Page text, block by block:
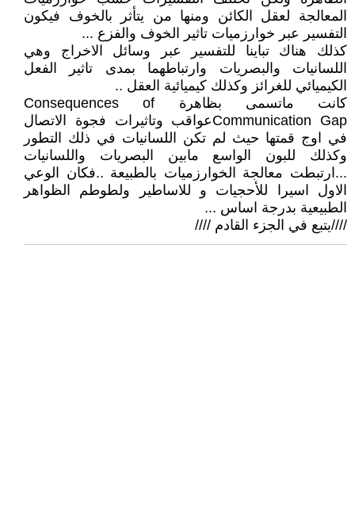
المعالجة لعقل الكائن ومنها من يتأثر بالخوف فيكون
التفسير عبر خوارزميات تاثير الخوف والفزع ...
كذلك هناك تباينا للتفسير عبر وسائل الاخراج وهي
اللسانيات والبصريات وارتباطهما بمدى تاثير الفعل
الكيميائي للغرائز وكذلك كيميائية العقل ..
كانت ماتسمى بظاهرة Consequences of
Communication Gapعواقب وتاثيرات فجوة الاتصال
في اوج قمتها حيث لم تكن اللسانيات في ذلك التطور
وكذلك للبون الواسع مابين البصريات واللسانيات
...ارتبطت معالجة الخوارزميات بالطبيعة ..فكان الوعي
الاول اسيرا للأحجيات و للاساطير ولطوطم الظواهر
الطبيعية بدرجة اساس ...
////يتبع في الجزء القادم ////